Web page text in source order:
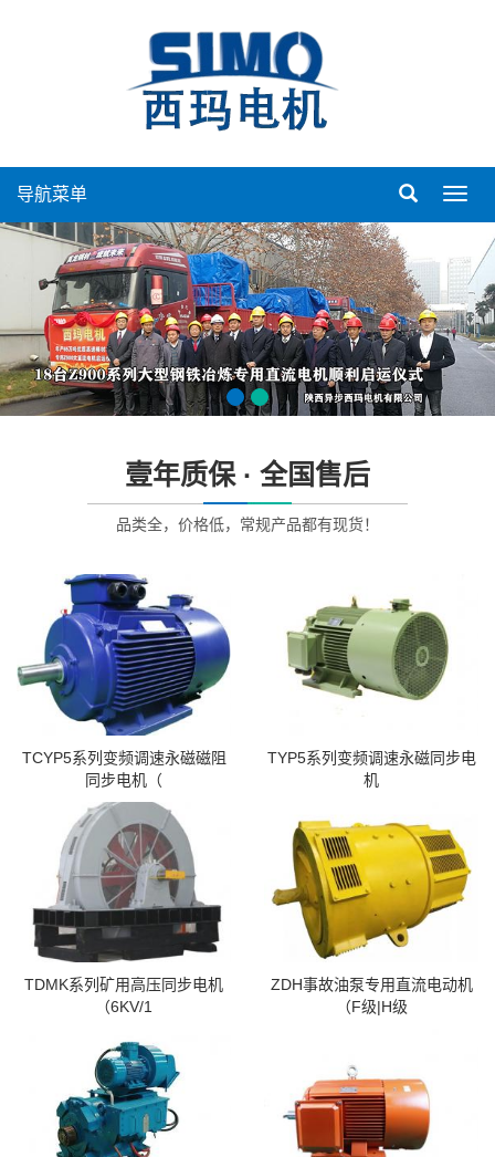
导
单
导航菜单
壹年质保 · 全国售后
品类全，价格低，常规产品都有现货！
TCYP5系列变频调速永磁磁阻
同步电机（
TYP5系列变频调速永磁同步电
机
TDMK系列矿用高压同步电机
（6KV/1
ZDH事故油泵专用直流电动机
（F级|H级